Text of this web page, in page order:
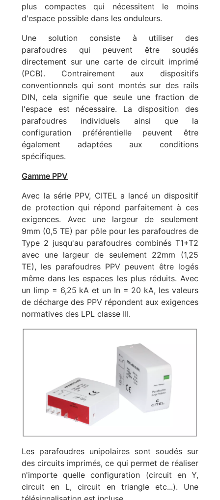
plus compactes qui nécessitent le moins
d'espace possible dans les onduleurs.
Une solution consiste à utiliser des
parafoudres qui peuvent être soudés
directement sur une carte de circuit imprimé
(PCB). Contrairement aux dispositifs
conventionnels qui sont montés sur des rails
DIN, cela signifie que seule une fraction de
l'espace est nécessaire. La disposition des
parafoudres individuels ainsi que la
configuration préférentielle peuvent être
également adaptées aux conditions
spécifiques.
Gamme PPV
Avec la série PPV, CITEL a lancé un dispositif
de protection qui répond parfaitement à ces
exigences. Avec une largeur de seulement
9mm (0,5 TE) par pôle pour les parafoudres de
Type 2 jusqu'au parafoudres combinés T1+T2
avec une largeur de seulement 22mm (1,25
TE), les parafoudres PPV peuvent être logés
même dans les espaces les plus réduits. Avec
un Iimp = 6,25 kA et un In = 20 kA, les valeurs
de décharge des PPV répondent aux exigences
normatives des LPL classe III.
Les parafoudres unipolaires sont soudés sur
des circuits imprimés, ce qui permet de réaliser
n'importe quelle configuration (circuit en Y,
circuit en L, circuit en triangle etc...). Une